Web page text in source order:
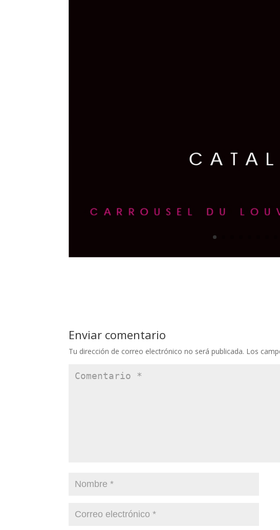
Enviar comentario
Tu dirección de correo electrónico no será publicada. Los